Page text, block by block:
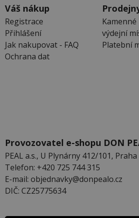
Váš nákup
Registrace
Přihlášení
Jak nakupovat - FAQ
Ochrana dat
výdejní
Platební
Provozovatel e-shopu DON
PEAL a.s., U Plynárny 412/101, Praha
Telefon: +420 725 744 315
E-mail: objednavky@donpealo.cz
DIČ: CZ25775634